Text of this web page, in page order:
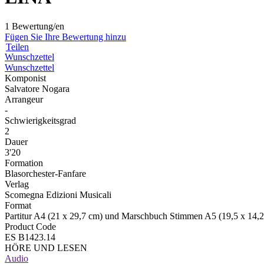
1 Bewertung/en
Fügen Sie Ihre Bewertung hinzu
Teilen
Wunschzettel
Wunschzettel
Komponist
Salvatore Nogara
Arrangeur
-
Schwierigkeitsgrad
2
Dauer
3'20
Formation
Blasorchester-Fanfare
Verlag
Scomegna Edizioni Musicali
Format
Partitur A4 (21 x 29,7 cm) und Marschbuch Stimmen A5 (19,5 x
Product Code
ES B1423.14
HÖRE UND LESEN
Audio